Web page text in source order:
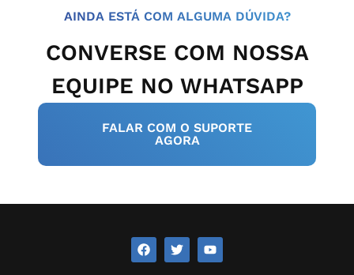
AINDA ESTÁ COM ALGUMA DÚVIDA?
CONVERSE COM NOSSA
EQUIPE NO WHATSAPP
FALAR COM O SUPORTE
AGORA